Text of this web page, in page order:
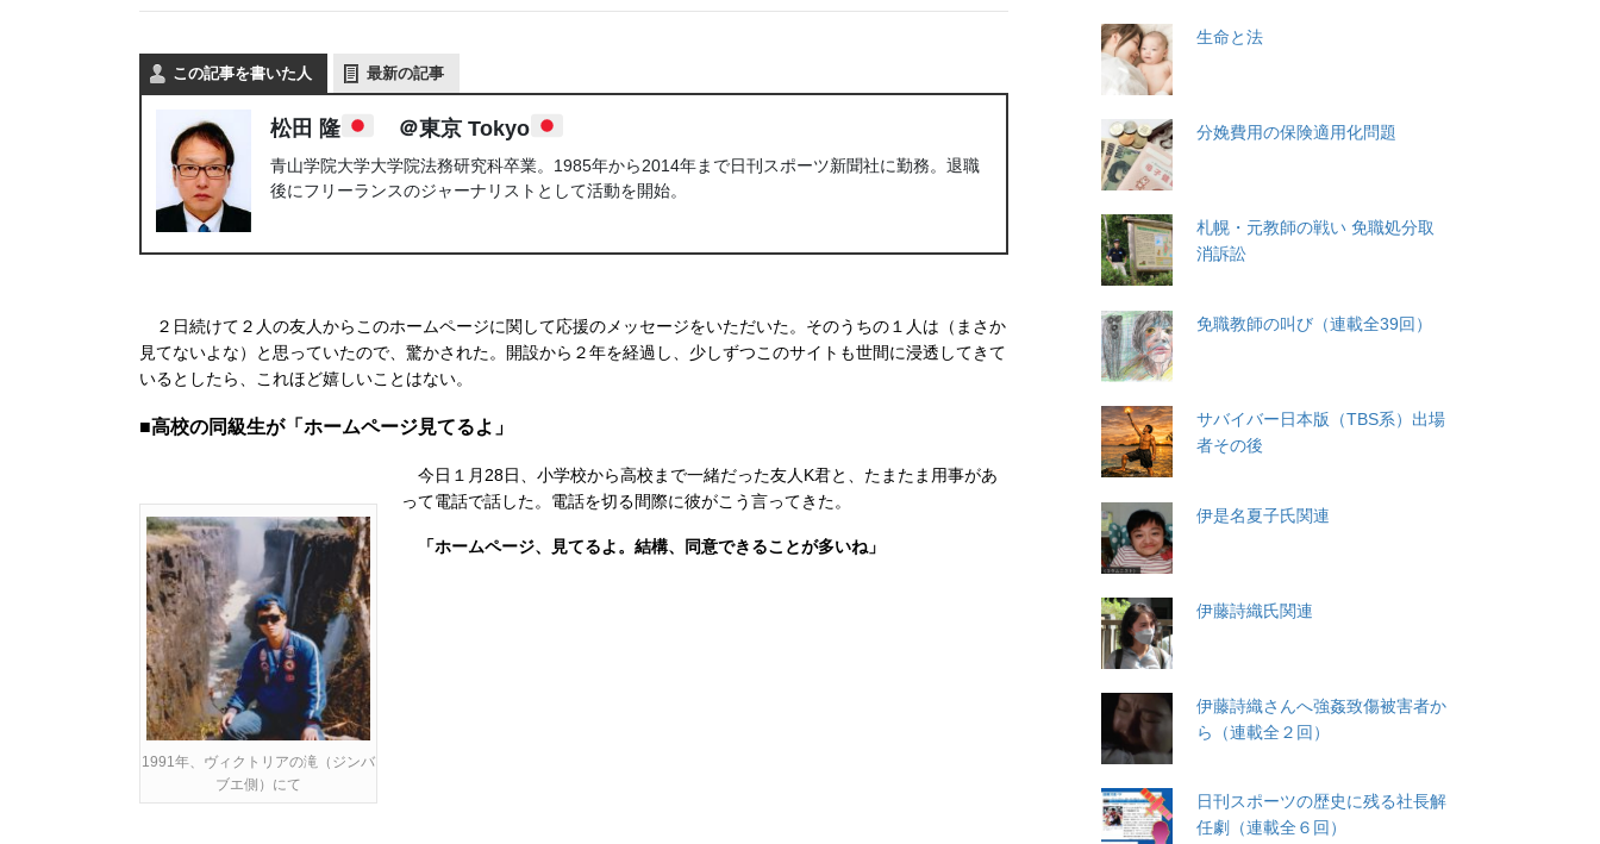
この記事を書いた人 最新の記事
松田 隆 ＠東京 Tokyo
青山学院大学大学院法務研究科卒業。1985年から2014年まで日刊スポーツ新聞社に勤務。退職
後にフリーランスのジャーナリストとして活動を開始。
２日続けて２人の友人からこのホームページに関して応援のメッセージをいただいた。そのうちの１人は（まさか
見てないよな）と思っていたので、驚かされた。開設から２年を経過し、少しずつこのサイトも世間に浸透してきて
いるとしたら、これほど嬉しいことはない。
■高校の同級生が「ホームページ見てるよ」
1991年、ヴィクトリアの滝（ジンバ
ブエ側）にて
今日１月28日、小学校から高校まで一緒だった友人K君と、たまたま用事があ
って電話で話した。電話を切る間際に彼がこう言ってきた。
「ホームページ、見てるよ。結構、同意できることが多いね」
生命と法
分娩費用の保険適用化問題
札幌・元教師の戦い 免職処分取
消訴訟
免職教師の叫び（連載全39回）
サバイバー日本版（TBS系）出場
者その後
伊是名夏子氏関連
伊藤詩織氏関連
伊藤詩織さんへ強姦致傷被害者か
ら（連載全２回）
日刊スポーツの歴史に残る社長解
任劇（連載全６回）